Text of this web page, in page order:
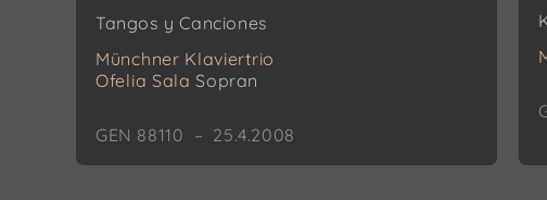
Tangos y Canciones
Münchner Klaviertrio
Ofelia Sala Sopran
GEN 88110 – 25.4.2008